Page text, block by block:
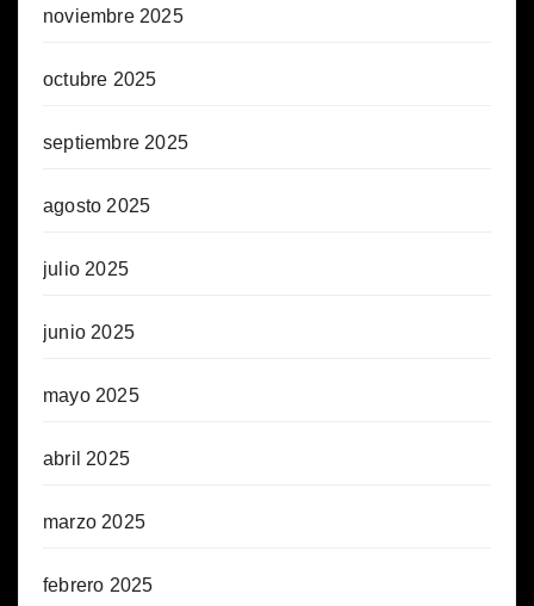
noviembre 2025
octubre 2025
septiembre 2025
agosto 2025
julio 2025
junio 2025
mayo 2025
abril 2025
marzo 2025
febrero 2025